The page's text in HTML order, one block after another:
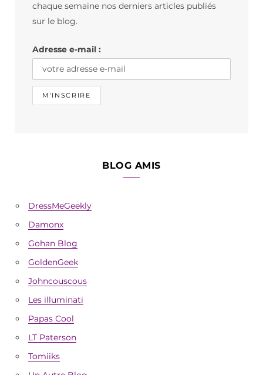
m
chaque semaine nos derniers articles publiés
sur le blog.
Adresse e-mail :
BLOG AMIS
DressMeGeekly
Damonx
Gohan Blog
GoldenGeek
Johncouscous
Les illuminati
Papas Cool
LT Paterson
Tomiiks